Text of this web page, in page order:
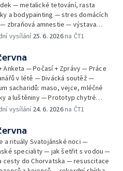
— metalické tetování, rasta
a bodypainting — stres domácích
zbraňová amnestie — výstava
rostlin — fenomenální
vysílání 25. 6. 2026na ČT1
Anketa — Počasí + Zprávy — Práce
v létě — Divácká soutěž —
sacharidů: maso, vejce, mléčné
a luštěniny — Prototyp chytré
do bot pro běžce — Anketa +
v létě — Divácká soutěž —
sacharidů: maso, vejce, mléčné
a luštěniny — Jak se udržet v
v létě bez posilovny — Prototyp
vložky do bot pro běžce — Anketa +
vysílání 24. 6. 2026na ČT1
a rituály Svatojánské noci —
speciality — jak šetřit s vodou —
cesty do Chorvatska — resuscitace